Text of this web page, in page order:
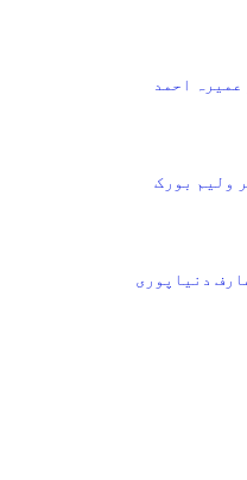
احمد
ولیم بورک
دنیاپوری